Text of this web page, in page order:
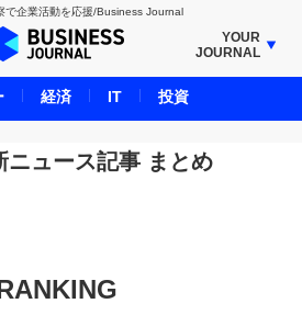
で企業活動を応援/Business Journal
YOUR
JOURNAL
JOURNAL
JOURNAL
CREDITS JOURNAL
ENDING JOURNAL
ニュース記事 まとめ
経済 IT 投資